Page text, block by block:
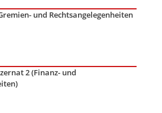
und Rechtsangelegenheiten
2 (Finanz- und